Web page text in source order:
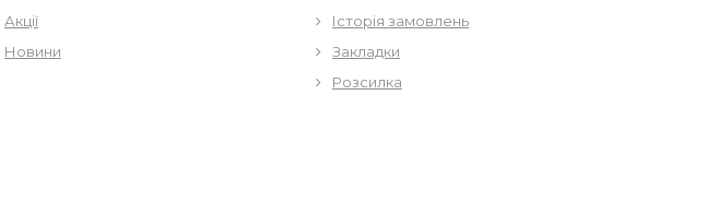
Акції
Новини
Історія замовлень
Закладки
Розсилка